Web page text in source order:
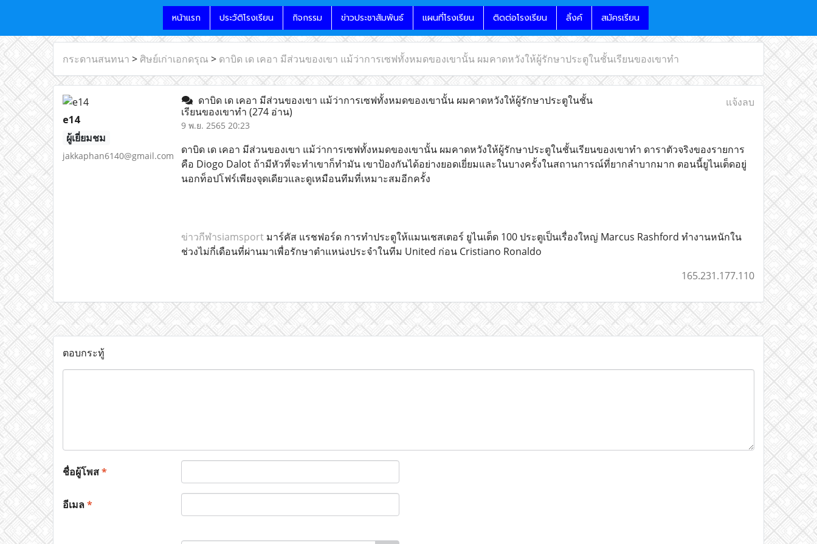
หน้าแรก ประวัติโรงเรียน กิจกรรม ข่าวประชาสัมพันธ์ แผนที่โรงเรียน ติดต่อโรงเรียน ลิ้งค์ สมัครเรียน
กระดานสนทนา > ศิษย์เก่าเอกดรุณ > ดาบิด เด เคอา มีส่วนของเขา แม้ว่าการเซฟทั้งหมดของเขานั้น ผมคาดหวังให้ผู้รักษาประตูในชั้นเรียนของเขาทำ
e14
ผู้เยี่ยมชม
jakkaphan6140@gmail.com
ดาบิด เด เคอา มีส่วนของเขา แม้ว่าการเซฟทั้งหมดของเขานั้น ผมคาดหวังให้ผู้รักษาประตูในชั้น
เรียนของเขาทำ (274 อ่าน)
9 พ.ย. 2565 20:23
แจ้งลบ
ดาบิด เด เคอา มีส่วนของเขา แม้ว่าการเซฟทั้งหมดของเขานั้น ผมคาดหวังให้ผู้รักษาประตูในชั้นเรียนของเขาทำ ดาราตัวจริงของรายการ
คือ Diogo Dalot ถ้ามีหัวที่จะทำเขาก็ทำมัน เขาป้องกันได้อย่างยอดเยี่ยมและในบางครั้งในสถานการณ์ที่ยากลำบากมาก ตอนนี้ยูไนเต็ดอยู่
นอกท็อปโฟร์เพียงจุดเดียวและดูเหมือนทีมที่เหมาะสมอีกครั้ง
ข่าวกีฬาsiamsportมาร์คัส แรชฟอร์ด การทำประตูให้แมนเชสเตอร์ ยูไนเต็ด 100 ประตูเป็นเรื่องใหญ่ Marcus Rashford ทำงานหนักใน
ช่วงไม่กี่เดือนที่ผ่านมาเพื่อรักษาตำแหน่งประจำในทีม United ก่อน Cristiano Ronaldo
165.231.177.110
ตอบกระทู้
ชื่อผู้โพส*
อีเมล*